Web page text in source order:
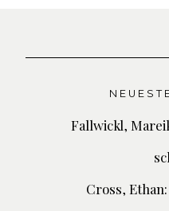
Fallwickl,
Cross,